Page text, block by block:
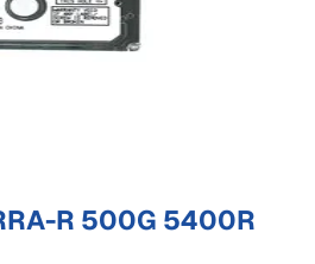
R 500G 5400R